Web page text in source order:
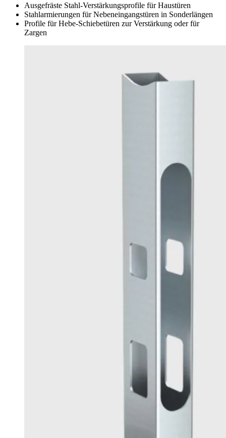
Ausgefräste Stahl-Verstärkungsprofile für Haustüren
Stahlarmierungen für Nebeneingangstüren in Sonderlängen
Profile für Hebe-Schiebetüren zur Verstärkung oder für
Zargen